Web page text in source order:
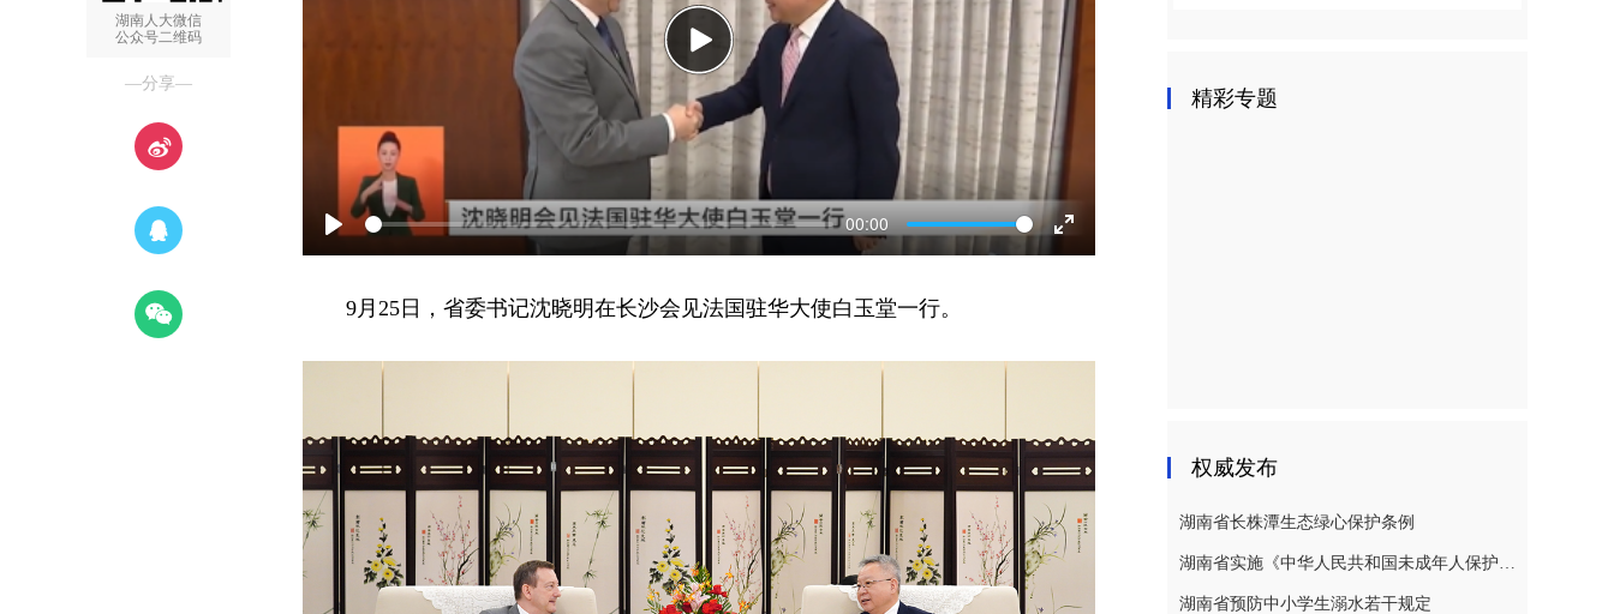
湖南人大微信
公众号二维码
—分享—
Play
00:00
Enter
Play
9月25日，省委书记沈晓明在长沙会见法国驻华大使白玉堂一行。
精彩专题
权威发布
湖南省长株潭生态绿心保护条例
湖南省实施《中华人民共和国未成年人保护法》若干规定
湖南省预防中小学生溺水若干规定